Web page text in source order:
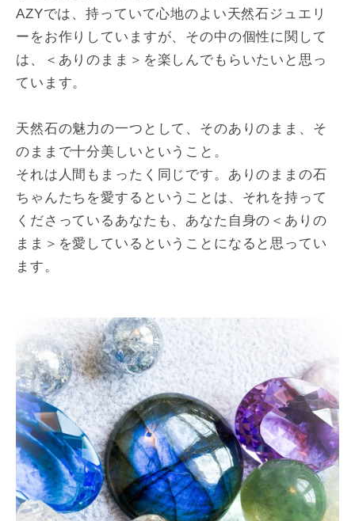
AZYでは、持っていて心地のよい天然石ジュエリ
ーをお作りしていますが、その中の個性に関して
は、＜ありのまま＞を楽しんでもらいたいと思っ
ています。
天然石の魅力の一つとして、そのありのまま、そ
のままで十分美しいということ。
それは人間もまったく同じです。ありのままの石
ちゃんたちを愛するということは、それを持って
くださっているあなたも、あなた自身の＜ありの
まま＞を愛しているということになると思ってい
ます。